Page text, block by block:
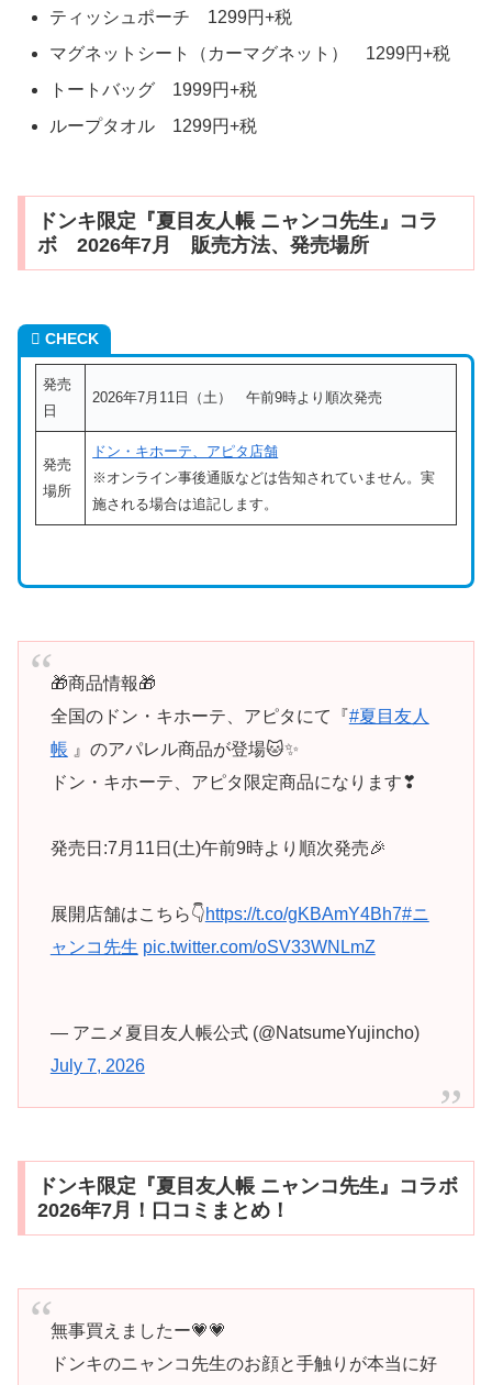
ティッシュポーチ 1299円+税
マグネットシート（カーマグネット） 1299円+税
トートバッグ 1999円+税
ループタオル 1299円+税
ドンキ限定『夏目友人帳 ニャンコ先生』コラ
ボ 2026年7月 販売方法、発売場所
CHECK
発売
日
2026年7月11日（土） 午前9時より順次発売
発売
場所
ドン・キホーテ、アピタ店舗
※オンライン事後通販などは告知されていません。実
施される場合は追記します。
🎁商品情報🎁
全国のドン・キホーテ、アピタにて『#夏目友人
帳 』のアパレル商品が登場🐱✨
ドン・キホーテ、アピタ限定商品になります❣
発売日:7月11日(土)午前9時より順次発売🎉
展開店舗はこちら👇https://t.co/gKBAmY4Bh7#ニ
ャンコ先生 pic.twitter.com/oSV33WNLmZ
— アニメ夏目友人帳公式 (@NatsumeYujincho)
July 7, 2026
ドンキ限定『夏目友人帳 ニャンコ先生』コラボ
2026年7月！口コミまとめ！
無事買えましたー💗💗
ドンキのニャンコ先生のお顔と手触りが本当に好